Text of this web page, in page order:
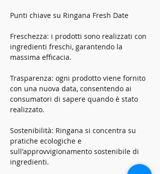
Punti chiave su Ringana Fresh Date
Freschezza: i prodotti sono realizzati con
ingredienti freschi, garantendo la
massima efficacia.
Trasparenza: ogni prodotto viene fornito
con una nuova data, consentendo ai
consumatori di sapere quando è stato
realizzato.
Sostenibilità: Ringana si concentra su
pratiche ecologiche e
sull'approvvigionamento sostenibile di
ingredienti.